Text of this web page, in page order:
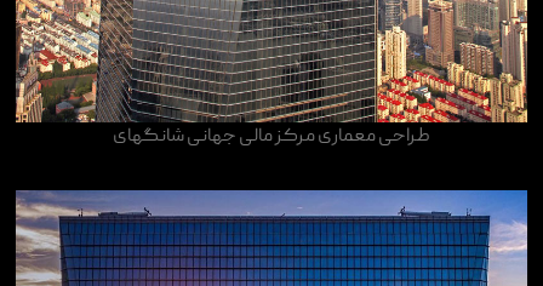
طراحی معماری مرکز مالی جهانی شانگهای